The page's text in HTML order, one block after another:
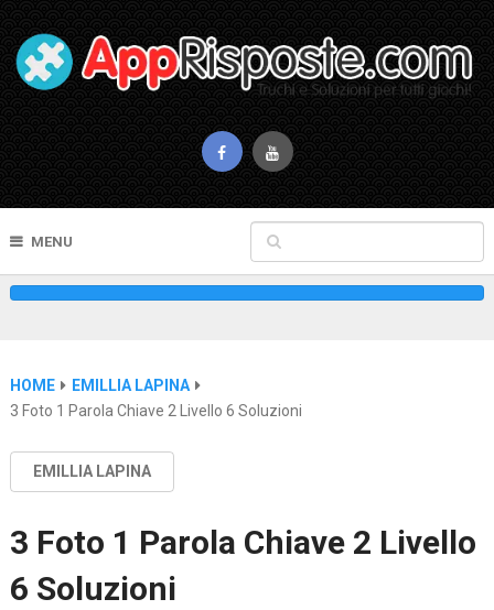
MENU
HOME
EMILLIA LAPINA
3 Foto 1 Parola Chiave 2 Livello 6 Soluzioni
EMILLIA LAPINA
3 Foto 1 Parola Chiave 2 Livello
6 Soluzioni